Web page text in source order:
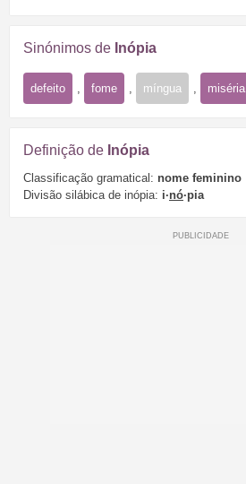
Sinónimos de Inópia
defeito fome míngua miséria
Definição de Inópia
Classificação gramatical: nome feminino
Divisão silábica de inópia: i·nó·pia